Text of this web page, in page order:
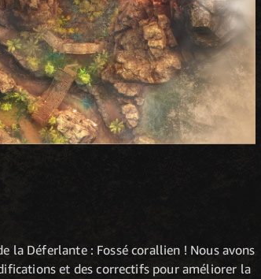
la Déferlante : Fossé corallien ! Nous avons
et des correctifs pour améliorer la